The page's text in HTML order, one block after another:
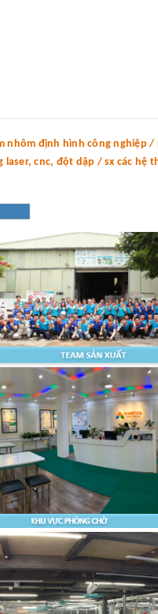
nhôm định hình công
cnc, đột dập / sx các hệ